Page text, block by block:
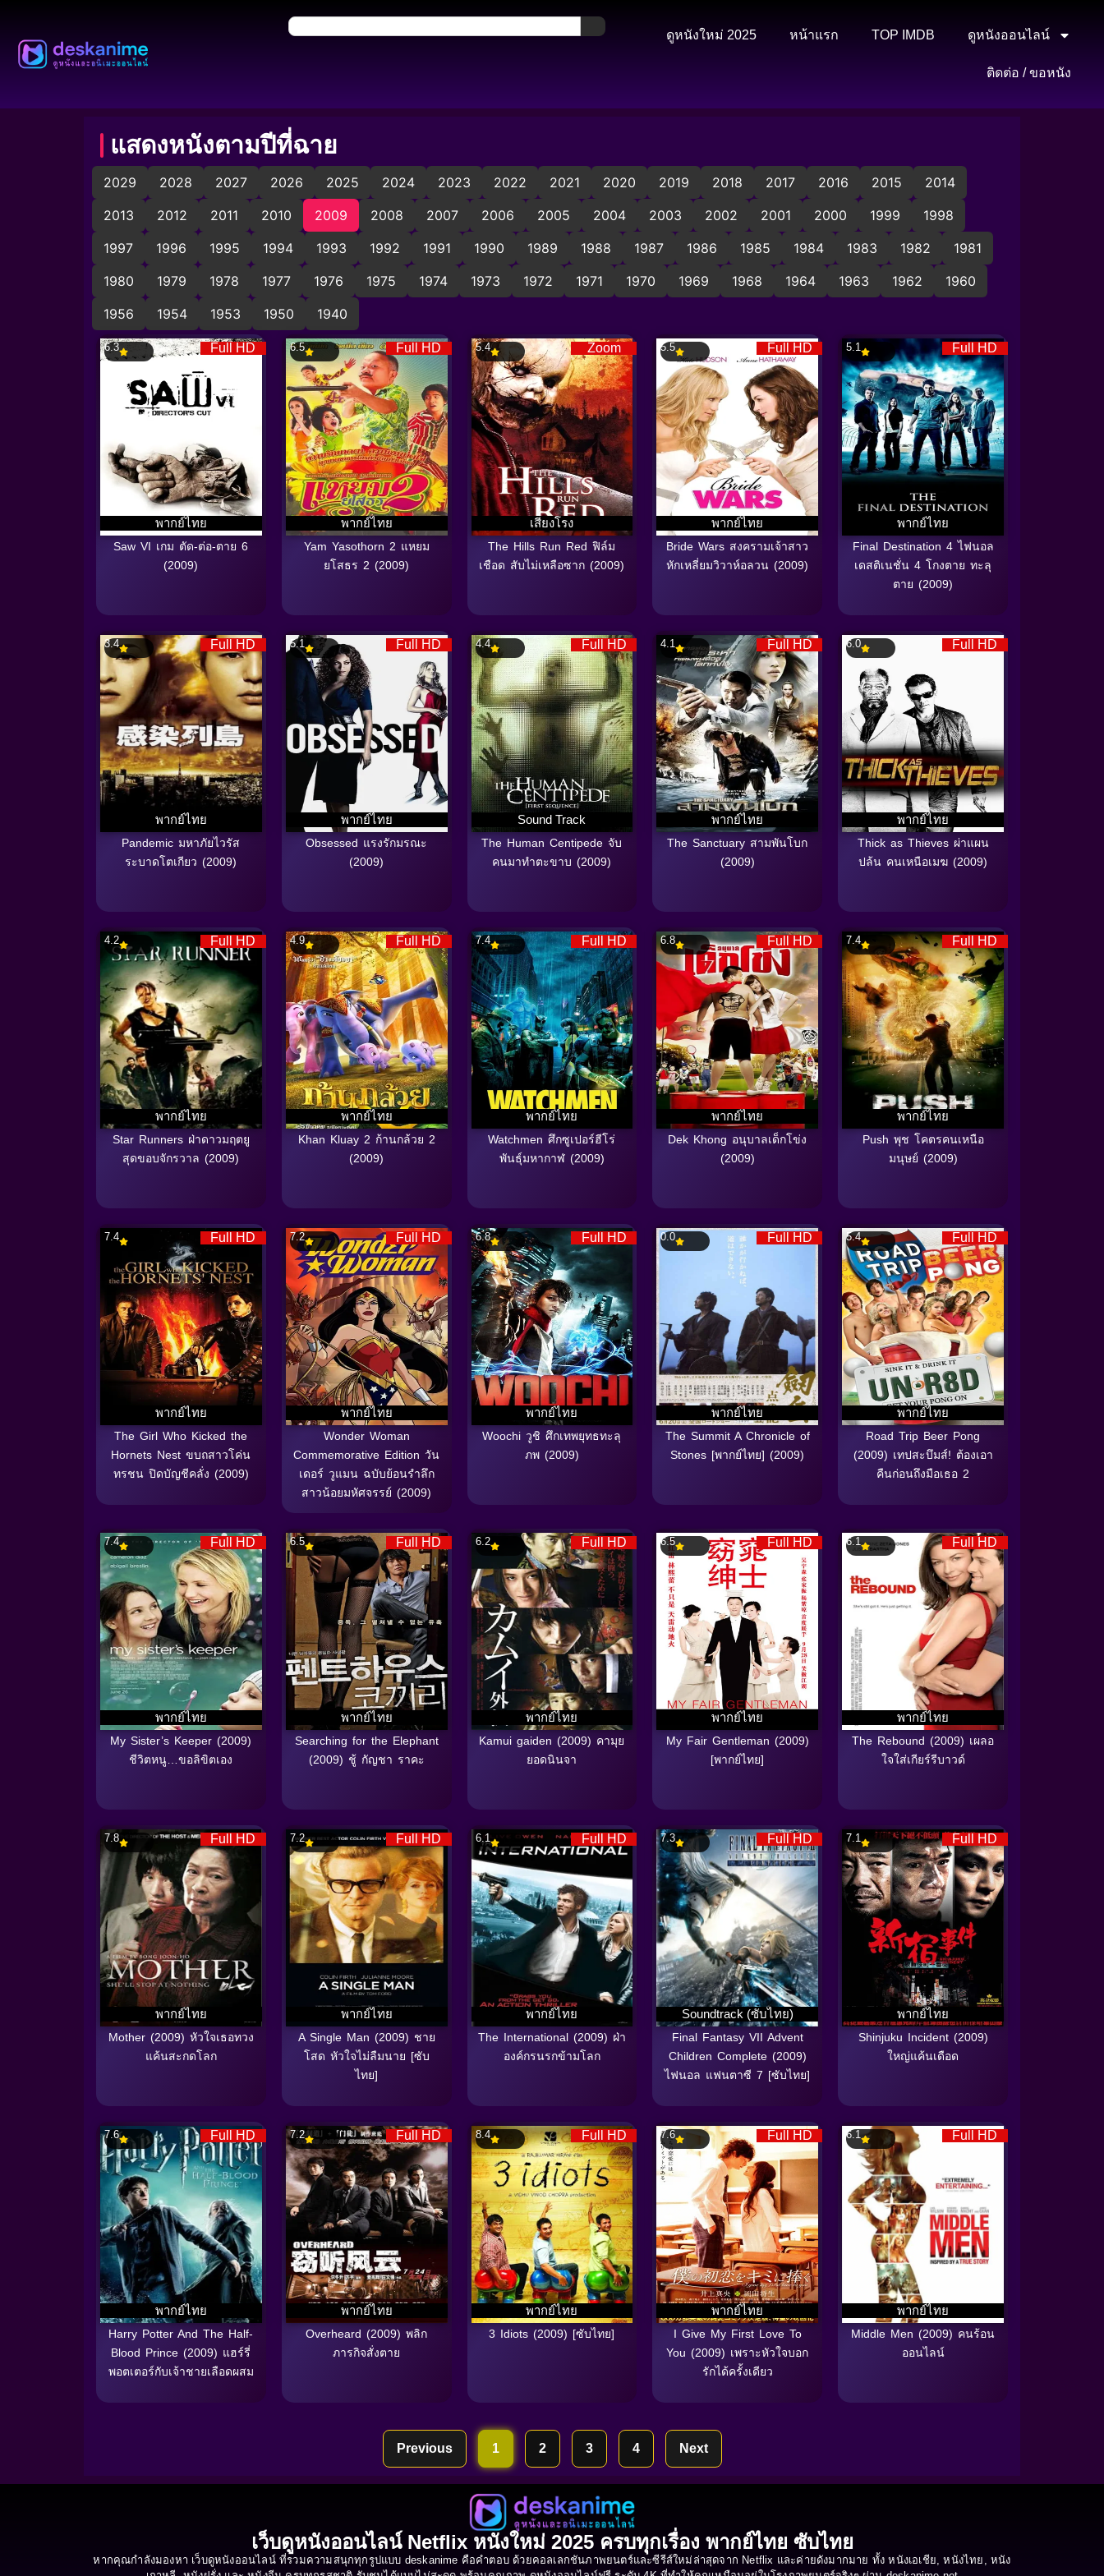
ดูหนังใหม่ 2025 หน้าแรก TOP IMDB ดูหนังออนไลน์
ติดต่อ / ขอหนัง
แสดงหนังตามปีที่ฉาย
2029 2028 2027 2026 2025 2024 2023 2022 2021 2020 2019 2018 2017 2016 2015
2014
2013
2012 2011 2010 2009 2008 2007 2006 2005 2004 2003 2002 2001 2000 1999
1998
1997
1996 1995 1994 1993 1992 1991 1990 1989 1988 1987 1986 1985 1984 1983 1982
1981
1980
1979 1978 1977 1976 1975 1974 1973 1972 1971 1970 1969 1968 1964 1963 1962
1960
1956
1954 1953 1950 1940
Full HD
พากย์ไทย
6.3
Saw VI เกม ตัด-ต่อ-ตาย 6
(2009)
Full HD
พากย์ไทย
6.5
Yam Yasothorn 2 แหยม
ยโสธร 2 (2009)
Zoom
เสียงโรง
5.4
The Hills Run Red ฟิล์ม
เชือด สับไม่เหลือซาก (2009)
Full HD
พากย์ไทย
5.5
Bride Wars สงครามเจ้าสาว
หักเหลี่ยมวิวาห์อลวน (2009)
Full HD
พากย์ไทย
5.1
Final Destination 4 ไฟนอล
เดสติเนชั่น 4 โกงตาย ทะลุ
ตาย (2009)
Full HD
พากย์ไทย
3.4
Pandemic มหาภัยไวรัส
ระบาดโตเกียว (2009)
Full HD
พากย์ไทย
5.1
Obsessed แรงรักมรณะ
(2009)
Full HD
Sound Track
4.4
The Human Centipede จับ
คนมาทำตะขาบ (2009)
Full HD
พากย์ไทย
4.1
The Sanctuary สามพันโบก
(2009)
Full HD
พากย์ไทย
6.0
Thick as Thieves ผ่าแผน
ปล้น คนเหนือเมฆ (2009)
Full HD
พากย์ไทย
4.2
Star Runners ฝ่าดาวมฤตยู
สุดขอบจักรวาล (2009)
Full HD
พากย์ไทย
4.9
Khan Kluay 2 ก้านกล้วย 2
(2009)
Full HD
พากย์ไทย
7.4
Watchmen ศึกซูเปอร์ฮีโร่
พันธุ์มหากาฬ (2009)
Full HD
พากย์ไทย
6.8
Dek Khong อนุบาลเด็กโข่ง
(2009)
Full HD
พากย์ไทย
7.4
Push พุช โคตรคนเหนือ
มนุษย์ (2009)
Full HD
พากย์ไทย
7.4
The Girl Who Kicked the
Hornets Nest ขบถสาวโค่น
ทรชน ปิดบัญชีคลั่ง (2009)
Full HD
พากย์ไทย
7.2
Wonder Woman
Commemorative Edition วัน
เดอร์ วูแมน ฉบับย้อนรำลึก
สาวน้อยมหัศจรรย์ (2009)
Full HD
พากย์ไทย
6.8
Woochi วูชิ ศึกเทพยุทธทะลุ
ภพ (2009)
Full HD
พากย์ไทย
0.0
The Summit A Chronicle of
Stones [พากย์ไทย] (2009)
Full HD
พากย์ไทย
5.4
Road Trip Beer Pong
(2009) เทปสะบึมส์! ต้องเอา
คืนก่อนถึงมือเธอ 2
Full HD
พากย์ไทย
7.4
My Sister’s Keeper (2009)
ชีวิตหนู…ขอลิขิตเอง
Full HD
พากย์ไทย
6.5
Searching for the Elephant
(2009) ชู้ กัญชา ราคะ
Full HD
พากย์ไทย
6.2
Kamui gaiden (2009) คามุย
ยอดนินจา
Full HD
พากย์ไทย
6.5
My Fair Gentleman (2009)
[พากย์ไทย]
Full HD
พากย์ไทย
6.1
The Rebound (2009) เผลอ
ใจใส่เกียร์รีบาวด์
Full HD
พากย์ไทย
7.8
Mother (2009) หัวใจเธอทวง
แค้นสะกดโลก
Full HD
พากย์ไทย
7.2
A Single Man (2009) ชาย
โสด หัวใจไม่ลืมนาย [ซับ
ไทย]
Full HD
พากย์ไทย
6.1
The International (2009) ฝ่า
องค์กรนรกข้ามโลก
Full HD
Soundtrack (ซับไทย)
7.3
Final Fantasy VII Advent
Children Complete (2009)
ไฟนอล แฟนตาซี 7 [ซับไทย]
Full HD
พากย์ไทย
7.1
Shinjuku Incident (2009)
ใหญ่แค้นเดือด
Full HD
พากย์ไทย
7.6
Harry Potter And The Half-
Blood Prince (2009) แฮร์รี่
พอตเตอร์กับเจ้าชายเลือดผสม
Full HD
พากย์ไทย
7.2
Overheard (2009) พลิก
ภารกิจสั่งตาย
Full HD
พากย์ไทย
8.4
3 Idiots (2009) [ซับไทย]
Full HD
พากย์ไทย
7.6
I Give My First Love To
You (2009) เพราะหัวใจบอก
รักได้ครั้งเดียว
Full HD
พากย์ไทย
6.1
Middle Men (2009) คนร้อน
ออนไลน์
Previous 1 2 3 4 Next
เว็บดูหนังออนไลน์ Netflix หนังใหม่ 2025 ครบทุกเรื่อง พากย์ไทย ซับไทย
หากคุณกำลังมองหา เว็บดูหนังออนไลน์ ที่รวมความสนุกทุกรูปแบบ deskanime คือคำตอบ ด้วยคอลเลกชันภาพยนตร์และซีรีส์ใหม่ล่าสุดจาก Netflix และค่ายดังมากมาย ทั้ง หนังเอเชีย, หนังไทย, หนัง